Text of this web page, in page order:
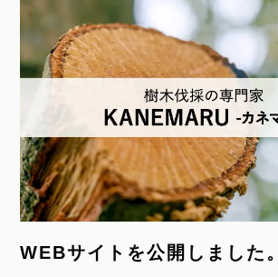
WEBサイトを公開しました。